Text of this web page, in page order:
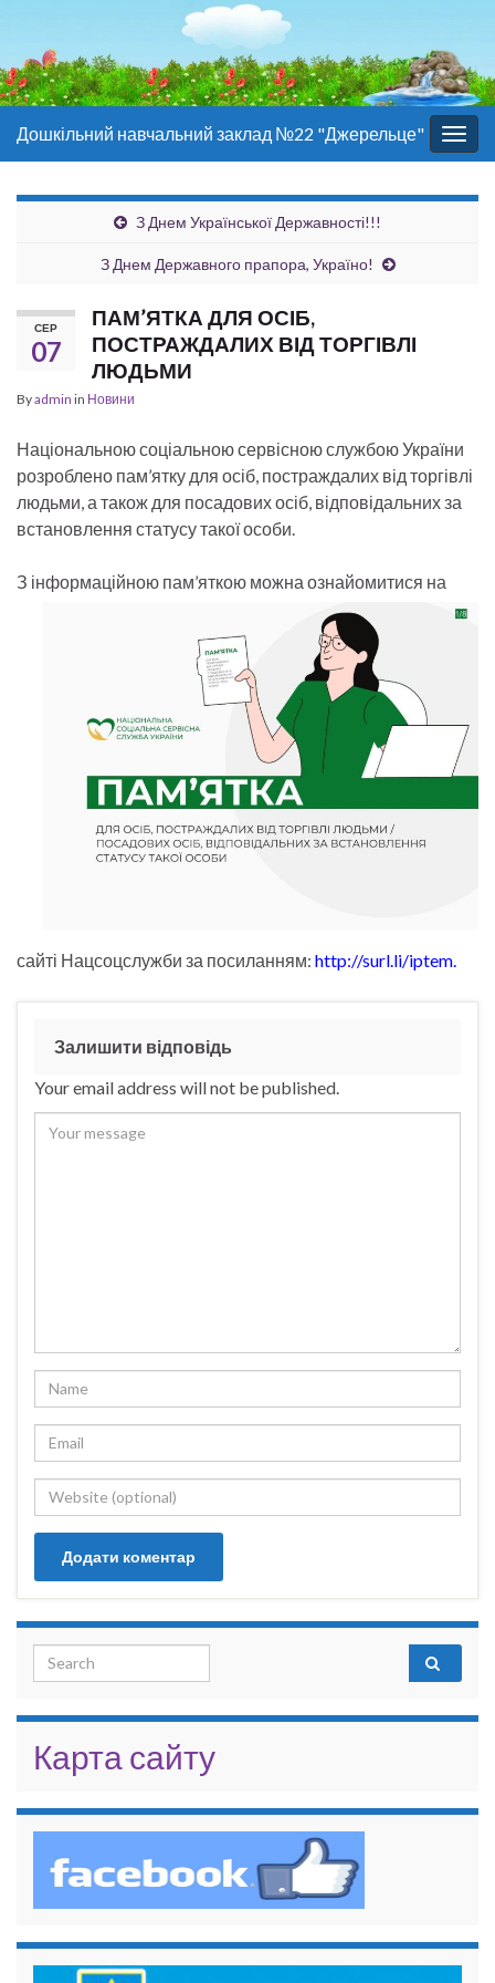
Дошкільний навчальний заклад №22 "Джерельце"
З Днем Української Державності!!!
З Днем Державного прапора, Україно!
СЕР
07
ПАМ’ЯТКА ДЛЯ ОСІБ,
ПОСТРАЖДАЛИХ ВІД ТОРГІВЛІ
ЛЮДЬМИ
Byadmin in Новини
Національною соціальною сервісною службою України
розроблено пам’ятку для осіб, постраждалих від торгівлі
людьми, а також для посадових осіб, відповідальних за
встановлення статусу такої особи.
З інформаційною пам’яткою можна ознайомитися на
сайті Нацсоцслужби за посиланням: http://surl.li/iptem
Залишити відповідь
Your email address will not be published.
Search for:
Карта сайту